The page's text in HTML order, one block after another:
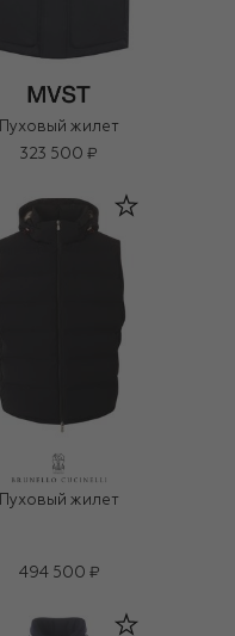
Пуховый жилет
323 500 ₽
Пуховый жилет
494 500 ₽